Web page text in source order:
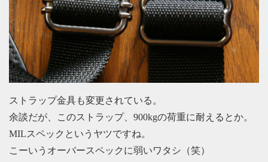
ストラップ金具も変更されている。
余談だが、このストラップ、900kgの荷重に耐えるとか。
MILスペックというヤツですね。
こーいうオーバースペックに弱いワタシ（笑）